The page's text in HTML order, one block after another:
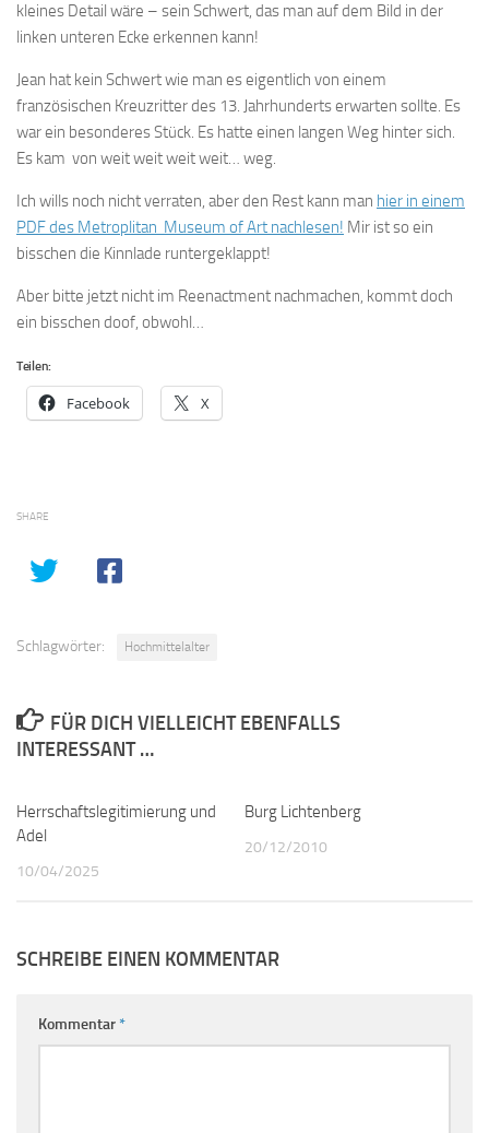
kleines Detail wäre – sein Schwert, das man auf dem Bild in der
linken unteren Ecke erkennen kann!
Jean hat kein Schwert wie man es eigentlich von einem
französischen Kreuzritter des 13. Jahrhunderts erwarten sollte. Es
war ein besonderes Stück. Es hatte einen langen Weg hinter sich.
Es kam von weit weit weit weit… weg.
Ich wills noch nicht verraten, aber den Rest kann man hier in einem
PDF des Metroplitan Museum of Art nachlesen! Mir ist so ein
bisschen die Kinnlade runtergeklappt!
Aber bitte jetzt nicht im Reenactment nachmachen, kommt doch
ein bisschen doof, obwohl…
Teilen:
Facebook X
SHARE
Schlagwörter: Hochmittelalter
FÜR DICH VIELLEICHT EBENFALLS
INTERESSANT …
Herrschaftslegitimierung und
Adel
10/04/2025
Burg Lichtenberg
20/12/2010
SCHREIBE EINEN KOMMENTAR
Kommentar*